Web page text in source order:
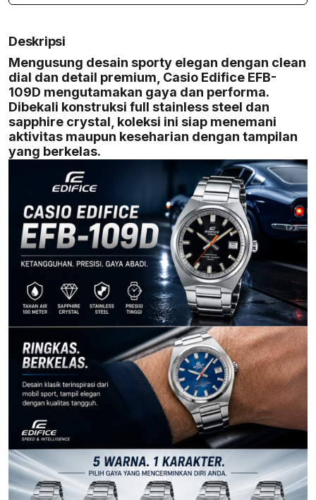
Deskripsi
Mengusung desain sporty elegan dengan clean
dial dan detail premium, Casio Edifice EFB-
109D mengutamakan gaya dan performa.
Dibekali konstruksi full stainless steel dan
sapphire crystal, koleksi ini siap menemani
aktivitas maupun keseharian dengan tampilan
yang berkelas.